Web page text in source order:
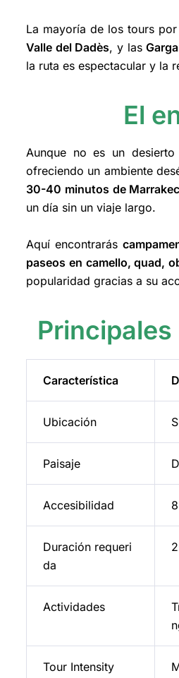
La mayoría de los tours
Valle del Dadès, y las
la ruta es espectacular y la
El
Aunque no es un
ofreciendo un ambiente
30-40 minutos de
un día sin un viaje largo.
Aquí encontrarás
paseos en camello, quad,
popularidad gracias a su
Característica
Ubicación
Paisaje
Accesibilidad
Duración requeri
da
Actividades
Tour Intensity